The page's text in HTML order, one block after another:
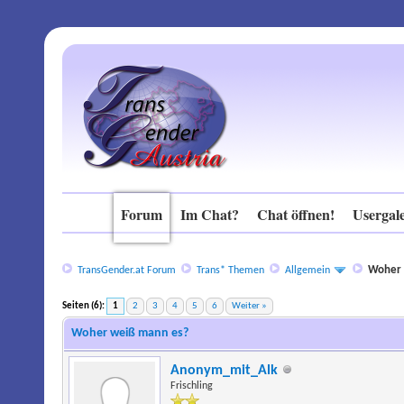
Forum Im Chat? Chat öffnen!
TransGender.at Forum Trans* Themen Allgemein Woher
Seiten (6): 1 2 3 4 5 6 Weiter »
Woher weiß mann es?
Anonym_mit_Alk
Frischling